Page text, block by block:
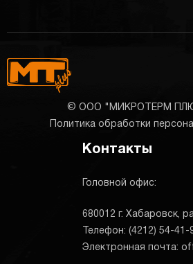
© ООО "МИКРОТЕРМ
Политика обработки
Контакты
Головной офис:
680012 г. Хабаровск,
Телефон: (4212) 54-41-
Электронная почта: